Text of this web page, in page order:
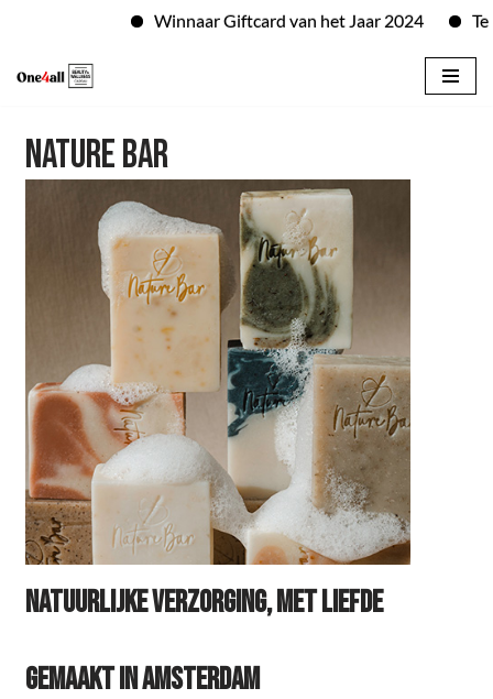
Winnaar Giftcard van het Jaar 2024
content
NATURE BAR
NATUURLIJKE VERZORGING, MET LIEFDE
GEMAAKT IN AMSTERDAM